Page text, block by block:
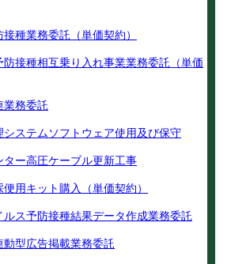
種業務委託（単価契約）
防接種相互乗り入れ事業業務委託（単価
業務委託
システムソフトウェア使用及び保守
ター高圧ケーブル更新工事
用キット購入（単価契約）
ルス予防接種結果データ作成業務委託
動型広告掲載業務委託